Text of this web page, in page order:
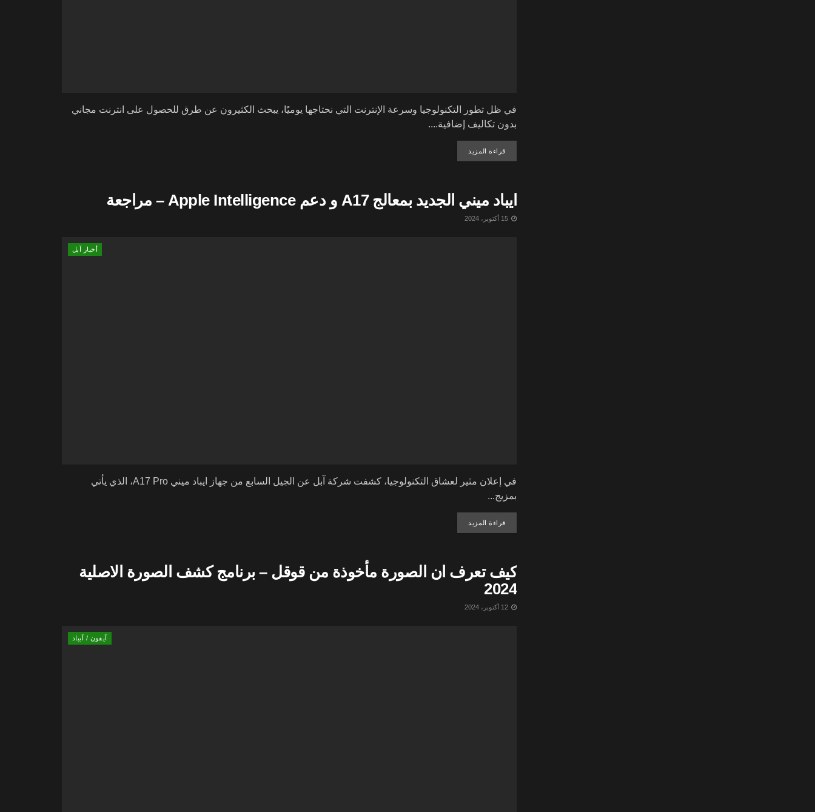
في ظل تطور التكنولوجيا وسرعة الإنترنت التي نحتاجها يوميًا، يبحث الكثيرون عن طرق للحصول على انترنت مجاني
بدون تكاليف إضافية....
قراءة المزيد
ايباد ميني الجديد بمعالج A17 و دعم Apple Intelligence – مراجعة
أخبار آبل
في إعلان مثير لعشاق التكنولوجيا، كشفت شركة آبل عن الجيل السابع من جهاز ايباد ميني A17 Pro، الذي يأتي
بمزيج...
قراءة المزيد
كيف تعرف ان الصورة مأخوذة من قوقل – برنامج كشف الصورة الاصلية
2024
آيفون / آيباد